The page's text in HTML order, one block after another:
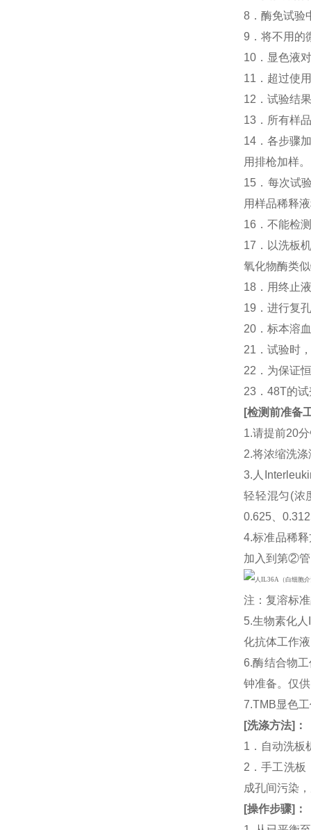
8．酶免试验
9．将不用的
10．显色液
11．超过使
12．试验结
13．所有样
14．各步骤
用排枪加样。
15．每次试
用样品稀释
16．不能检
17．以洗板
氧化物酶类
18．用终止
19．进行复
20．标本溶
21．试验时
22．为保证
23．48T的
[检测前准备
1.请提前20
2.将浓缩洗
3.人
轻轻混匀(浓
0.625、
4.标准品稀
加入到第②
注：复溶标
5.生物素化
化抗体工作
6.酶结合物
钟准备。仅
7.TMB显色
[洗涤方法] ：
1．自动洗板
2．手工洗板
成孔间污染
[操作步骤] ：